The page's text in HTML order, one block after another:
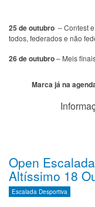
25 de outubro – Contest
todos, federados e não
26 de outubro– Meis
Marca já na
Open
Altíssimo 18
Escalada Desportiva